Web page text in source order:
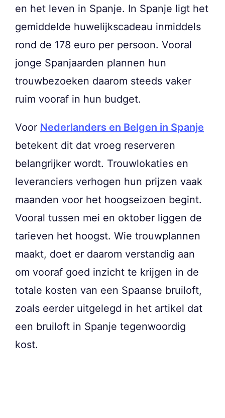
en het leven in Spanje. In Spanje ligt het
gemiddelde huwelijkscadeau inmiddels
rond de 178 euro per persoon. Vooral
jonge Spanjaarden plannen hun
trouwbezoeken daarom steeds vaker
ruim vooraf in hun budget.
Voor Nederlanders en Belgen in Spanje
betekent dit dat vroeg reserveren
belangrijker wordt. Trouwlokaties en
leveranciers verhogen hun prijzen vaak
maanden voor het hoogseizoen begint.
Vooral tussen mei en oktober liggen de
tarieven het hoogst. Wie trouwplannen
maakt, doet er daarom verstandig aan
om vooraf goed inzicht te krijgen in de
totale kosten van een Spaanse bruiloft,
zoals eerder uitgelegd in het artikel dat
een bruiloft in Spanje tegenwoordig
kost.